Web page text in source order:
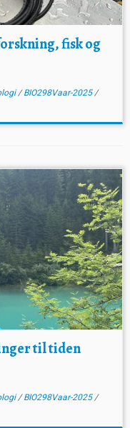
fisk og
/BIO298Vaar-2025/
til tiden
/BIO298Vaar-2025/